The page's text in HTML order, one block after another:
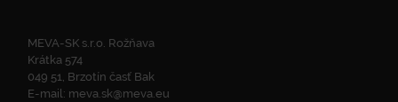
MEVA-SK s.r.o. Rožňava
Krátka 574
049 51, Brzotín časť Bak
E-mail: meva.sk@meva.eu